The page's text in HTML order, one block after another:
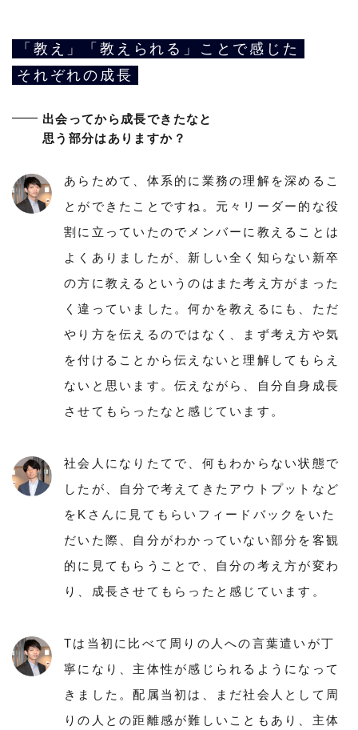
「教え」「教えられる」ことで感じた
それぞれの成長
出会ってから成長できたなと
思う部分はありますか？
あらためて、体系的に業務の理解を深めるこ
とができたことですね。元々リーダー的な役
割に立っていたのでメンバーに教えることは
よくありましたが、新しい全く知らない新卒
の方に教えるというのはまた考え方がまった
く違っていました。何かを教えるにも、ただ
やり方を伝えるのではなく、まず考え方や気
を付けることから伝えないと理解してもらえ
ないと思います。伝えながら、自分自身成長
させてもらったなと感じています。
社会人になりたてで、何もわからない状態で
したが、自分で考えてきたアウトプットなど
をKさんに見てもらいフィードバックをいた
だいた際、自分がわかっていない部分を客観
的に見てもらうことで、自分の考え方が変わ
り、成長させてもらったと感じています。
Tは当初に比べて周りの人への言葉遣いが丁
寧になり、主体性が感じられるようになって
きました。配属当初は、まだ社会人として周
りの人との距離感が難しいこともあり、主体